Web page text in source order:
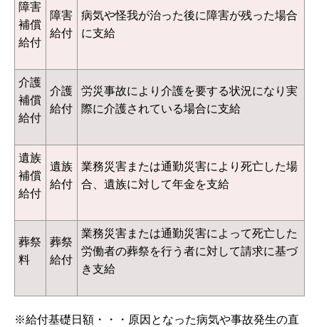
障害
補償
給付
障害
給付
病気や怪我が治った後に障害が残った場合
に支給
介護
補償
給付
介護
給付
労災事故により介護を要する状況になり実
際に介護されている場合に支給
遺族
補償
給付
遺族
給付
業務災害または通勤災害により死亡した場
合、遺族に対して年金を支給
葬祭
料
葬祭
給付
業務災害または通勤災害によって死亡した
労働者の葬祭を行う者に対して請求に基づ
き支給
※給付基礎日額・・・原因となった病気や事故発生の直